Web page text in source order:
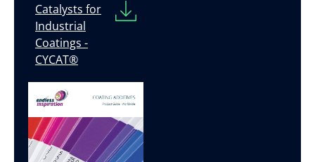
Catalysts for
Industrial
Coatings -
CYCAT®